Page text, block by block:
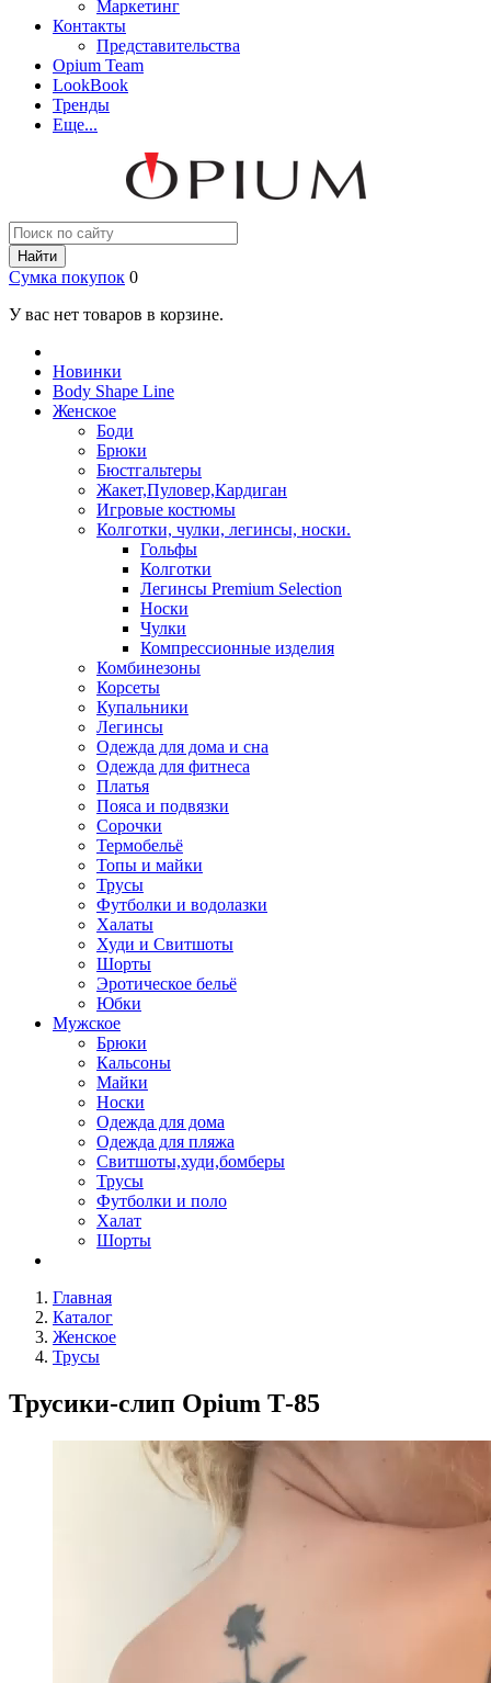
Маркетинг
Контакты
Представительства
Opium Team
LookBook
Тренды
Еще...
Найти
Сумка покупок 0
У вас нет товаров в корзине.
Новинки
Body Shape Line
Женское
Боди
Брюки
Бюстгальтеры
Жакет,Пуловер,Кардиган
Игровые костюмы
Колготки, чулки, легинсы, носки.
Гольфы
Колготки
Легинсы Premium Selection
Носки
Чулки
Компрессионные изделия
Комбинезоны
Корсеты
Купальники
Легинсы
Одежда для дома и сна
Одежда для фитнеса
Платья
Пояса и подвязки
Сорочки
Термобельё
Топы и майки
Трусы
Футболки и водолазки
Халаты
Худи и Свитшоты
Шорты
Эротическое бельё
Юбки
Мужское
Брюки
Кальсоны
Майки
Носки
Одежда для дома
Одежда для пляжа
Свитшоты,худи,бомберы
Трусы
Футболки и поло
Халат
Шорты
Главная
Каталог
Женское
Трусы
Трусики-слип Opium Т-85